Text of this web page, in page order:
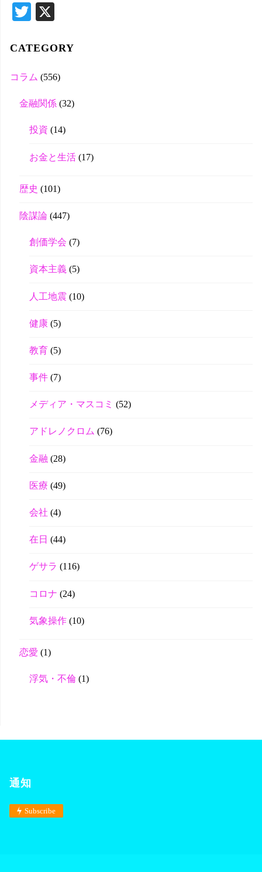
T
tte
CATEGORY
コラム (556)
金融関係 (32)
投資 (14)
お金と生活(17)
歴史 (101)
陰謀論 (447)
創価学会 (7)
資本主義(5)
人工地震 (10)
健康(5)
教育(5)
事件(7)
メディア・マスコミ (52)
アドレノクロム (76)
金融 (28)
医療 (49)
会社 (4)
在日 (44)
ゲサラ (116)
コロナ (24)
気象操作(10)
恋愛 (1)
浮気・不倫 (1)
通知
Subscribe